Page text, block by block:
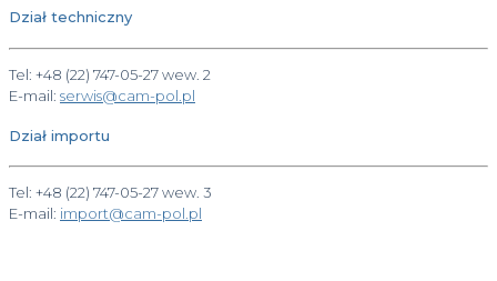
Dział techniczny
Tel: +48 (22) 747-05-27 wew. 2
E-mail: serwis@cam-pol.pl
Dział importu
Tel: +48 (22) 747-05-27 wew. 3
E-mail: import@cam-pol.pl